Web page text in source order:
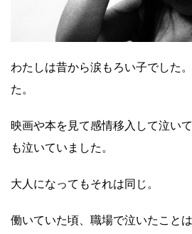
わたしは昔から涙もろい子でした
た。
映画や本を見て感情移入して泣い
も泣いていました。
大人になってもそれは同じ。
働いていた頃、職場で泣いたこと